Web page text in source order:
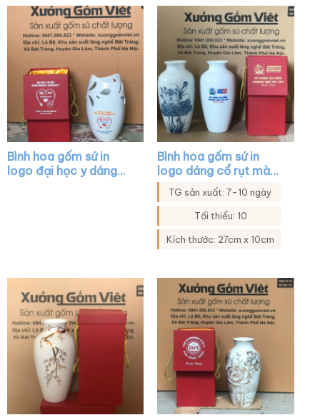
Bình hoa gốm sứ in
logo đại học y dáng
Bình hoa gốm sứ in
logo dáng cổ rụt màu
trắng họa tiết hoa sen
XG-LH20
TG sản xuất: 7-10 ngày
Tối thiểu: 10
Kích thước: 27cm x 10cm